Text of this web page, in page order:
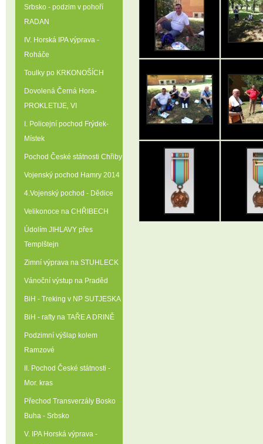
Srbsko - podzim v pohoří
RADAN
IV. Horská IPA výprava -
Roháče
Toulky po KRKONOŠÍCH
Dovolená Černá Hora-
PROKLETIJE‚ VI
I. Policejní pochod Frýdek-
Místek
Pochod České státnosti Chřiby
Vojenský pochod Hamry 2014
4.Vojenský pochod - Dědice
Velikonoce na CHŘIBECH
Údolím JIHLAVY přes
Templštejn
Zimní výprava na STUHLECK
Vánoční výstup na Praděd
BiH - Treking v NP SUTJESKA
BiH - rafty na TAŘE A DRINĚ
Podzimní výšlap kolem
Ramzové
II. Pochod České státnosti -
Mor. kras
Přechod Transverzály Bosko
Buha - Srbsko
V. IPA Horská výprava -